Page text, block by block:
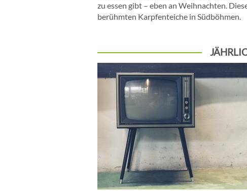
zu essen gibt – eben an Weihnachten.
berühmten Karpfenteiche in Südböhmen.